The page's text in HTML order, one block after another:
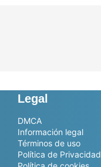
Legal
DMCA
Información legal
Términos de uso
Política de Privacidad